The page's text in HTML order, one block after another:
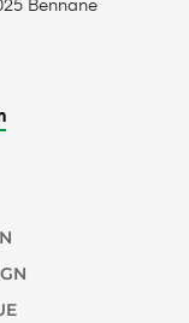
Bennane